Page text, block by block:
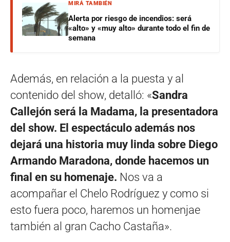
MIRÁ TAMBIÉN
Alerta por riesgo de incendios: será
«alto» y «muy alto» durante todo el fin de
semana
Además, en relación a la puesta y al
contenido del show, detalló: «Sandra
Callejón será la Madama, la presentadora
del show. El espectáculo además nos
dejará una historia muy linda sobre Diego
Armando Maradona, donde hacemos un
final en su homenaje. Nos va a
acompañar el Chelo Rodríguez y como si
esto fuera poco, haremos un homenjae
también al gran Cacho Castaña».